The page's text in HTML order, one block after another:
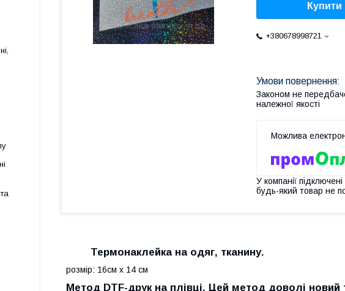
Купити
+380678998721
Законом не
належної якості
У компанії
будь-який товар не
Термонаклейка на одяг, тканину.
розмір: 16см х 14 см
Метод DTF-друк на плівці. Цей метод доволі новий